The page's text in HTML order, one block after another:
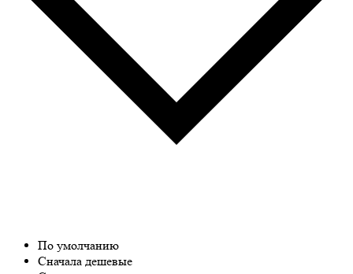
По умолчанию
Сначала дешевые